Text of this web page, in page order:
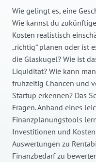
Wie gelingt es, eine
Wie kannst du
Kosten realistisch
„richtig“ planen oder ist
die Glaskugel? Wie ist
Liquidität? Wie kann
frühzeitig Chancen und
Startup erkennen? Das
Fragen. Anhand eines
Finanzplanungstools
Investitionen und
Auswertungen zu
Finanzbedarf zu